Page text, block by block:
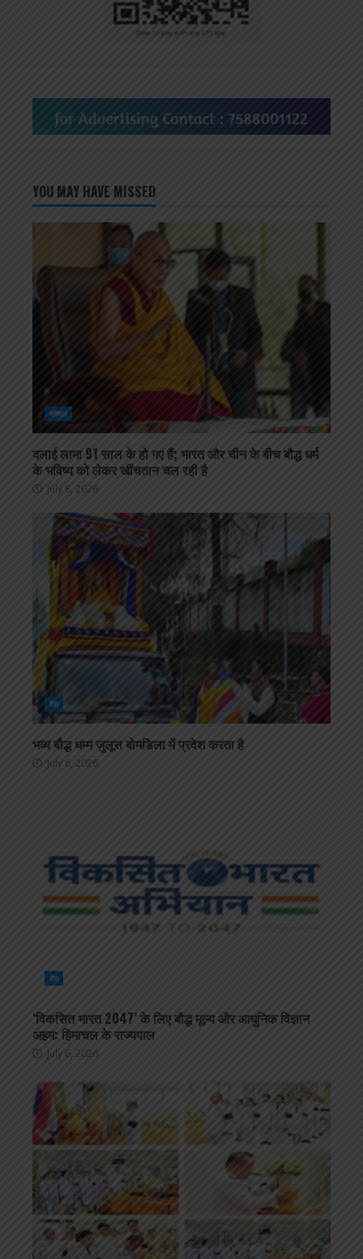
YOU MAY HAVE MISSED
सोशल
दलाई लामा 91 साल के हो गए हैं; भारत और चीन के बीच बौद्ध धर्म
के भविष्य को लेकर खींचतान चल रही है
July 8, 2026
देश
भव्य बौद्ध धम्म जुलूस बोमडिला में प्रवेश करता है
July 6, 2026
देश
‘विकसित भारत 2047’ के लिए बौद्ध मूल्य और आधुनिक विज्ञान
अहम: हिमाचल के राज्यपाल
July 6, 2026